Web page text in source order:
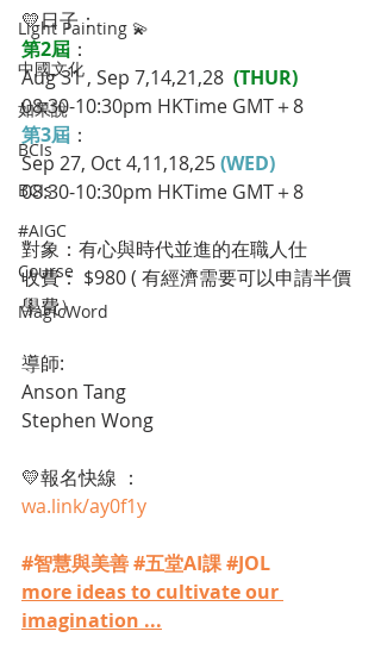
Light Painting 💫
中國文化
如果說
BCIs
BCIs
#AIGC
Course
MagicWord
💛日子：
第2屆 ：
Aug 31 , Sep 7,14,21,28 (THUR)
08:30-10:30pm HKTime GMT＋8
第3屆 ：
Sep 27, Oct 4,11,18,25 (WED)
08:30-10:30pm HKTime GMT＋8
對象：有心與時代並進的在職人仕
收費： $980 ( 有經濟需要可以申請半價
學費）
導師:
Anson Tang
Stephen Wong
💛報名快線 ：
wa.link/ay0f1y
#智慧與美善#五堂AI課#JOL
more ideas to cultivate our
imagination ...